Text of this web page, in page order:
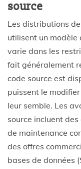
source
Les distributions
utilisent un modèle
varie dans les
fait généralement
code source est
puissent le
leur semble. Les
source incluent
de maintenance
des offres
bases de données